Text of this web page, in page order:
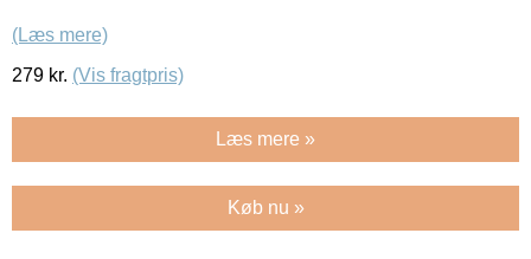
(Læs mere)
279 kr. (Vis fragtpris)
Læs mere »
Køb nu »